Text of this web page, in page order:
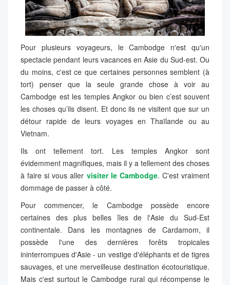
Pour plusieurs voyageurs, le Cambodge n'est qu'un
spectacle pendant leurs vacances en Asie du Sud-est. Ou
du moins, c'est ce que certaines personnes semblent (à
tort) penser que la seule grande chose à voir au
Cambodge est les temples Angkor ou bien c’est souvent
les choses qu’ils disent. Et donc ils ne visitent que sur un
détour rapide de leurs voyages en Thaïlande ou au
Vietnam.
Ils ont tellement tort. Les temples Angkor sont
évidemment magnifiques, mais il y a tellement des choses
à faire si vous aller visiter le Cambodge. C'est vraiment
dommage de passer à côté.
Pour commencer, le Cambodge possède encore
certaines des plus belles îles de l'Asie du Sud-Est
continentale. Dans les montagnes de Cardamom, il
possède l'une des dernières forêts tropicales
ininterrompues d'Asie - un vestige d'éléphants et de tigres
sauvages, et une merveilleuse destination écotouristique.
Mais c'est surtout le Cambodge rural qui récompense le